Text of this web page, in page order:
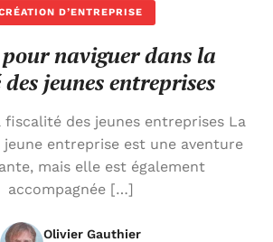
D’ENTREPRISE
pour naviguer dans la
jeunes entreprises
fiscalité des jeunes entreprises La
jeune entreprise est une aventure
mais elle est également
accompagnée […]
Olivier Gauthier